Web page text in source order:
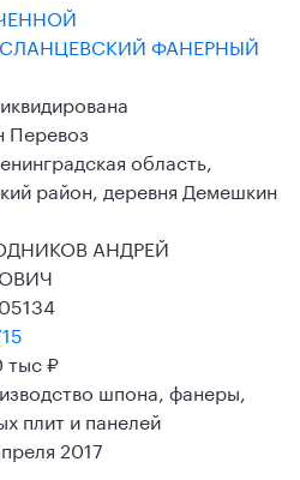
ФАНЕРНЫЙ
Перевоз
область,
район, деревня Демешкин
АНДРЕЙ
тыс ₽
шпона, фанеры,
плит и панелей
2017